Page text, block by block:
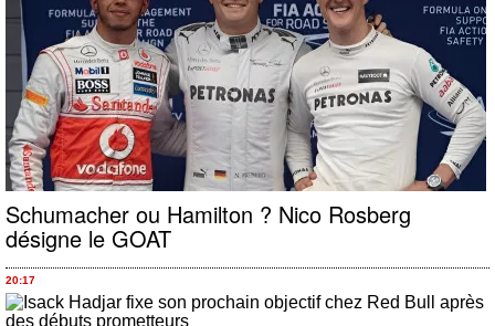
Schumacher ou Hamilton ? Nico Rosberg
désigne le GOAT
20:17